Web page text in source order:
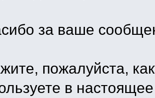
за ваше
пожалуйста,
в